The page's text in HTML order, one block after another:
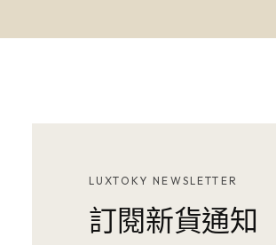
LUXTOKY NEWSLETTER
訂閱新貨通知